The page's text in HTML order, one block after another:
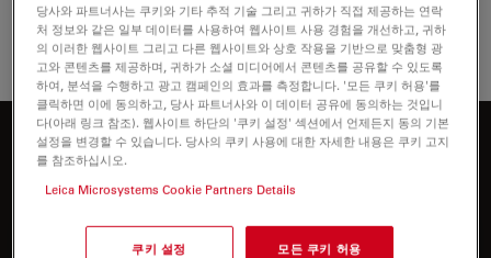
무엇을 도와드릴까요?
당사와 파트너사는 쿠키와 기타 추적 기술 그리고 귀하가 직접 제공하는 연락
처 정보와 같은 일부 데이터를 사용하여 웹사이트 사용 경험을 개선하고, 귀하
의 이러한 웹사이트 그리고 다른 웹사이트와 상호 작용을 기반으로 맞춤형 광
고와 콘텐츠를 제공하며, 귀하가 소셜 미디어에서 콘텐츠를 공유할 수 있도록
하여, 분석을 수행하고 광고 캠페인의 효과를 측정합니다. '모든 쿠키 허용'를
클릭하면 이에 동의하고, 당사 파트너사와 이 데이터 공유에 동의하는 것입니
다(아래 링크 참조). 웹사이트 하단의 '쿠키 설정' 섹션에서 언제든지 동의 기본
설정을 변경할 수 있습니다. 당사의 쿠키 사용에 대한 자세한 내용은 쿠키 고지
를 참조하십시오.
Leica Microsystems Cookie Partners Details
쿠키 설정 모든 쿠키 허용